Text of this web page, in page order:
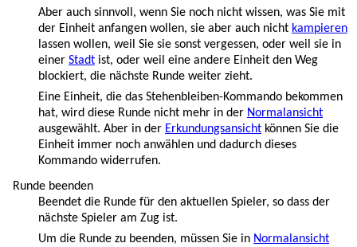
Aber auch sinnvoll, wenn Sie noch nicht wissen, was Sie mit
der Einheit anfangen wollen, sie aber auch nicht kampieren
lassen wollen, weil Sie sie sonst vergessen, oder weil sie in
einer Stadt ist, oder weil eine andere Einheit den Weg
blockiert, die nächste Runde weiter zieht.
Eine Einheit, die das Stehenbleiben-Kommando bekommen
hat, wird diese Runde nicht mehr in der Normalansicht
ausgewählt. Aber in der Erkundungsansicht können Sie die
Einheit immer noch anwählen und dadurch dieses
Kommando widerrufen.
Runde beenden
Beendet die Runde für den aktuellen Spieler, so dass der
nächste Spieler am Zug ist.
Um die Runde zu beenden, müssen Sie in Normalansicht